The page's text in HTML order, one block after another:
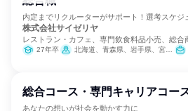
内定までリクルーターがサポート！選考スケジ
株式会社サイゼリヤ
レストラン・カフェ、専門飲食料品小売、総合
27年卒 北海道、青森県、岩手県、宮城県、秋田県、山形県、福島県、茨城県、栃木県、群馬県、埼玉県、千葉県、東京都、神奈川県、新潟県、富山県、石川県、福井県、山梨県、長野県、岐阜県、静岡県、愛知県、三重県、滋賀県、京都府、大阪府、兵庫県、奈良県、和歌山県、鳥取県、島根県、岡山県、広島県、山口県、徳島県、香川県、愛媛県、福岡県、熊本県、大分県
総合コース・専門キャリアコー
あなたの想いが社会を動かす力に